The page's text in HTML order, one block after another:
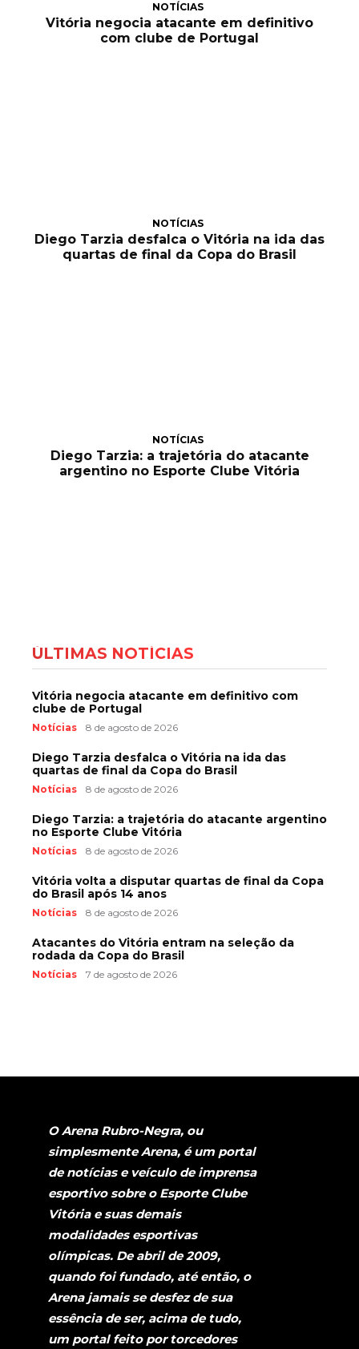
NOTÍCIAS
Vitória negocia atacante em definitivo
com clube de Portugal
NOTÍCIAS
Diego Tarzia desfalca o Vitória na ida das
quartas de final da Copa do Brasil
NOTÍCIAS
Diego Tarzia: a trajetória do atacante
argentino no Esporte Clube Vitória
ÚLTIMAS NOTÍCIAS
Vitória negocia atacante em definitivo com
clube de Portugal
Notícias 8 de agosto de 2026
Diego Tarzia desfalca o Vitória na ida das
quartas de final da Copa do Brasil
Notícias 8 de agosto de 2026
Diego Tarzia: a trajetória do atacante argentino
no Esporte Clube Vitória
Notícias 8 de agosto de 2026
Vitória volta a disputar quartas de final da Copa
do Brasil após 14 anos
Notícias 8 de agosto de 2026
Atacantes do Vitória entram na seleção da
rodada da Copa do Brasil
Notícias 7 de agosto de 2026
O Arena Rubro-Negra, ou
simplesmente Arena, é um portal
de notícias e veículo de imprensa
esportivo sobre o Esporte Clube
Vitória e suas demais
modalidades esportivas
olímpicas. De abril de 2009,
quando foi fundado, até então, o
Arena jamais se desfez de sua
essência de ser, acima de tudo,
um portal feito por torcedores